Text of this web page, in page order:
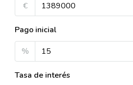
€
Pago inicial
%
Tasa de interés